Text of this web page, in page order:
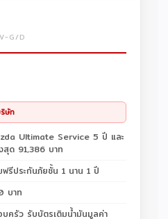
G/D
ษัท
Ultimate Service 5 ปี และ
สุด 91,386 บาท
รีประกันภัยชั้น 1 นาน 1 ปี
บาท
บครัว รับบัตรเติมน้ำมันมูลค่า